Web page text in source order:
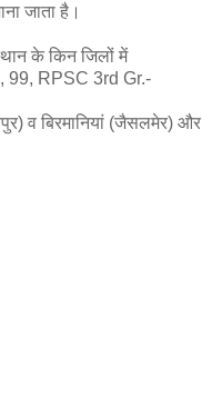
जाता है।
के किन जिलों में
99, RPSC 3rd Gr.-
व बिरमानियां (जैसलमेर) और